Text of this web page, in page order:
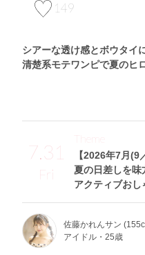
149
シアーな透け感とボウタイ
清楚系モテワンピで夏のヒ
7.31
Fri
【2026年7月(9
夏の日差しを味
アクティブおし
Theme
佐藤かれんサン
アイドル・25歳